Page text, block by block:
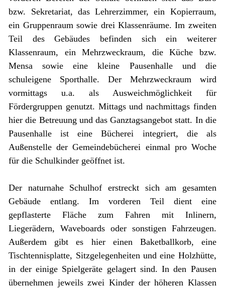
bzw. Sekretariat, das Lehrerzimmer, ein Kopierraum,
ein Gruppenraum sowie drei Klassenräume. Im zweiten
Teil des Gebäudes befinden sich ein weiterer
Klassenraum, ein Mehrzweckraum, die Küche bzw.
Mensa sowie eine kleine Pausenhalle und die
schuleigene Sporthalle. Der Mehrzweckraum wird
vormittags u.a. als Ausweichmöglichkeit für
Fördergruppen genutzt. Mittags und nachmittags finden
hier die Betreuung und das Ganztagsangebot statt. In die
Pausenhalle ist eine Bücherei integriert, die als
Außenstelle der Gemeindebücherei einmal pro Woche
für die Schulkinder geöffnet ist.
Der naturnahe Schulhof erstreckt sich am gesamten
Gebäude entlang. Im vorderen Teil dient eine
gepflasterte Fläche zum Fahren mit Inlinern,
Liegerädern, Waveboards oder sonstigen Fahrzeugen.
Außerdem gibt es hier einen Baketballkorb, eine
Tischtennisplatte, Sitzgelegenheiten und eine Holzhütte,
in der einige Spielgeräte gelagert sind. In den Pausen
übernehmen jeweils zwei Kinder der höheren Klassen